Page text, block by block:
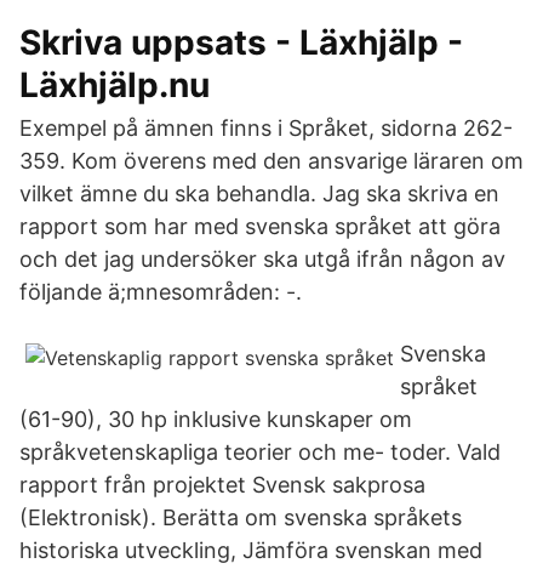
Skriva uppsats - Läxhjälp -
Läxhjälp.nu
Exempel på ämnen finns i Språket, sidorna 262-
359. Kom överens med den ansvarige läraren om
vilket ämne du ska behandla. Jag ska skriva en
rapport som har med svenska språket att göra
och det jag undersöker ska utgå ifrån någon av
följande ä;mnesområden: -.
Svenska
språket
(61-90), 30 hp inklusive kunskaper om
språkvetenskapliga teorier och me- toder. Vald
rapport från projektet Svensk sakprosa
(Elektronisk). Berätta om svenska språkets
historiska utveckling, Jämföra svenskan med